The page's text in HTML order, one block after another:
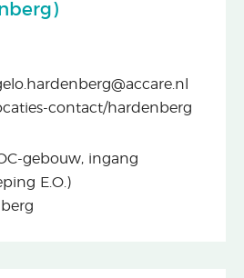
contact/hardenberg
gebouw, ingang
E.O.)